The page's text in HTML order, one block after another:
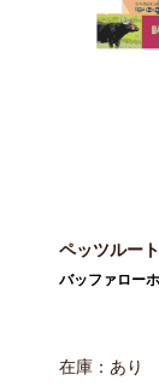
ペッツルート
バッファロー
在庫：あり